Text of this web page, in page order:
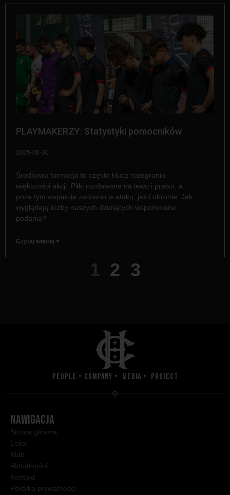
PLAYMAKERZY: Statystyki pomocników
2025-06-30
Środkowa formacja to często klucz rozegrania
większości akcji. Piłki rozdawane na lewo i prawo, a
poza tym wsparcie zarówno w ataku, jak i obronie. Jak
wyglądają liczby naszych dzielących wspomniane
podania?
Czytaj więcej >
1 2 3
People • Company • Media • Project
NAWIGACJA
Strona główna
Lokal
Klub
Aktualności
Kontakt
Polityka prywatności